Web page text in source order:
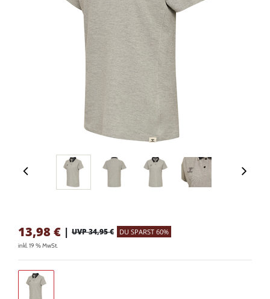
13,98 € | UVP 34,95 € DU SPARST 60%
inkl. 19 % MwSt.